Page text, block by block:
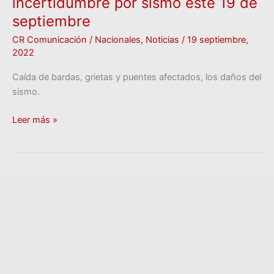
septiembre
CR Comunicación / Nacionales, Noticias / 19 septiembre,
2022
Caída de bardas, grietas y puentes afectados, los daños del
sismo.
Leer más »